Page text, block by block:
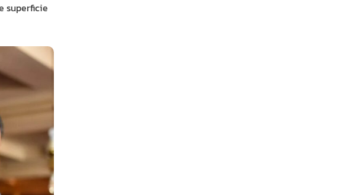
superficie